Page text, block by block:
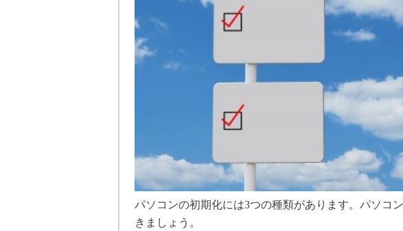
パソコンの初期化には3つの種類があります。パソコ
きましょう。